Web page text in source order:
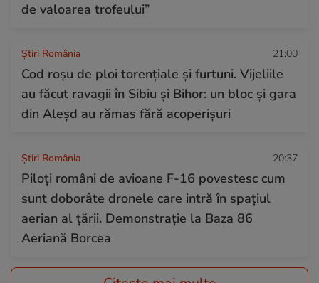
de valoarea trofeului”
Știri România 21:00
Cod roșu de ploi torențiale și furtuni. Vijeliile
au făcut ravagii în Sibiu și Bihor: un bloc și gara
din Aleșd au rămas fără acoperișuri
Știri România 20:37
Piloți români de avioane F-16 povestesc cum
sunt doborâte dronele care intră în spațiul
aerian al țării. Demonstrație la Baza 86
Aeriană Borcea